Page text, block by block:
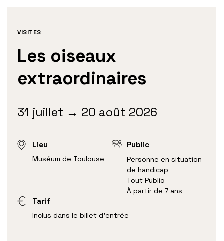
Les oiseaux
extraordinaires
VISITES
31 juillet → 20 août 2026
Lieu
Muséum de Toulouse
Public
Personne en situation
de handicap
Tout Public
À partir de 7 ans
Tarif
Inclus dans le billet d'entrée